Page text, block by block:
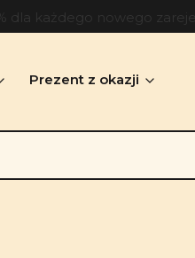
dla każdego nowego
Prezent z okazji